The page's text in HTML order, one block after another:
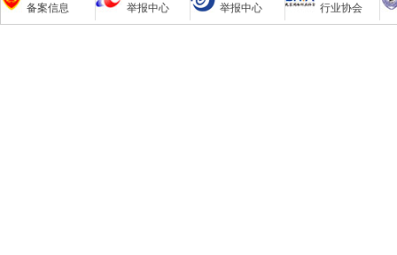
备案信息
举报中心
举报中心
行业协会